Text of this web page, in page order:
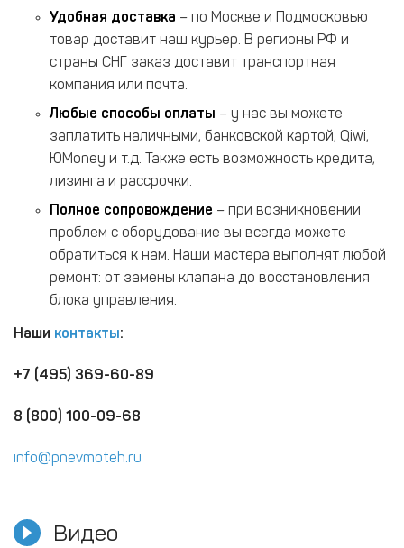
Видео
Удобная доставка – по Москве и Подмосковью
товар доставит наш курьер. В регионы РФ и
страны СНГ заказ доставит транспортная
компания или почта.
Любые способы оплаты – у нас вы можете
заплатить наличными, банковской картой, Qiwi,
ЮMoney и т.д. Также есть возможность кредита,
лизинга и рассрочки.
Полное сопровождение – при возникновении
проблем с оборудование вы всегда можете
обратиться к нам. Наши мастера выполнят любой
ремонт: от замены клапана до восстановления
блока управления.
Наши контакты:
+7 (495) 369-60-89
8 (800) 100-09-68
info@pnevmoteh.ru